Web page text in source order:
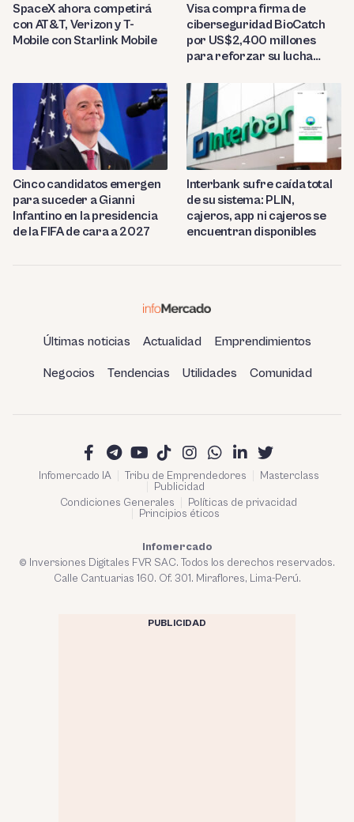
SpaceX ahora competirá
con AT&T, Verizon y T-
Mobile con Starlink Mobile
Visa compra firma de
ciberseguridad BioCatch
por US$2,400 millones
para reforzar su lucha
Cinco candidatos emergen
para suceder a Gianni
Infantino en la presidencia
de la FIFA de cara a 2027
Interbank sufre caída total
de su sistema: PLIN,
cajeros, app ni cajeros se
encuentran disponibles
Últimas noticias Actualidad Emprendimientos
Negocios Tendencias Utilidades Comunidad
Infomercado IA Tribu de Emprendedores
Masterclass
Publicidad
Condiciones Generales
Políticas de privacidad
Principios éticos
Infomercado
© Inversiones Digitales FVR SAC. Todos los derechos reservados.
Calle Cantuarias 160. Of. 301. Miraflores, Lima-Perú.
PUBLICIDAD